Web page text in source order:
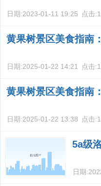
日期:2023-01-11 19:25 点击:
黄果树景区美食指南
日期:2025-01-22 14:21 点击:
黄果树景区美食指南
日期:2025-01-22 13:38 点击:
5a级
日期: